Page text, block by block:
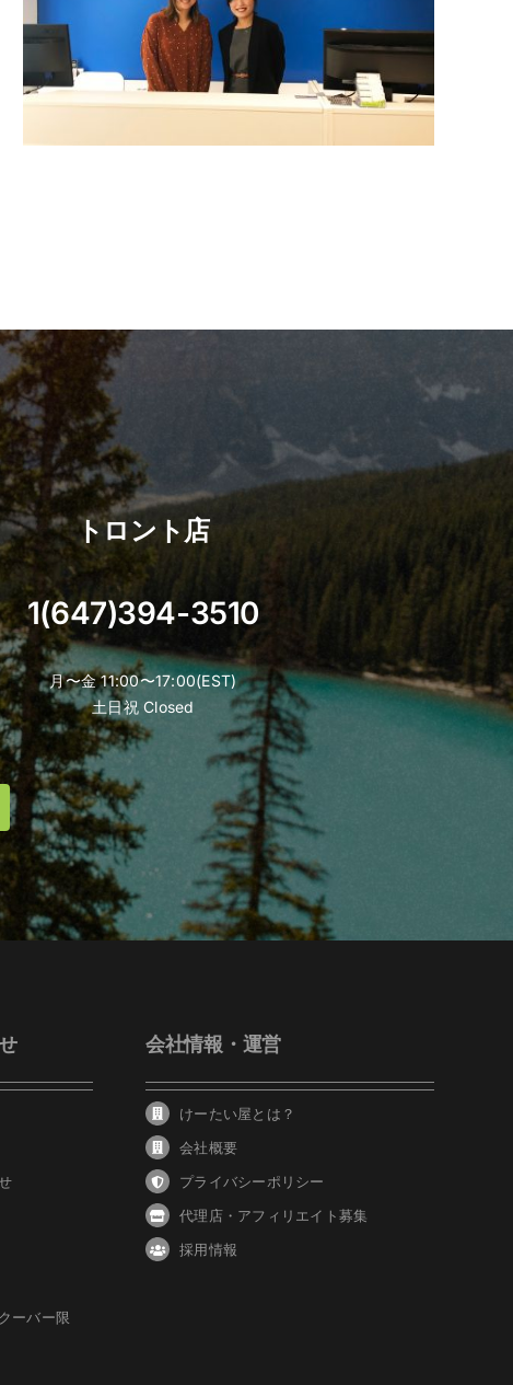
トロント店
1(647)394-3510
月〜金 11:00〜17:00(EST)
土日祝 Closed
ーバー限
会社情報・運営
けーたい屋とは？
会社概要
プライバシーポリシー
代理店・アフィリエイト募集
採用情報